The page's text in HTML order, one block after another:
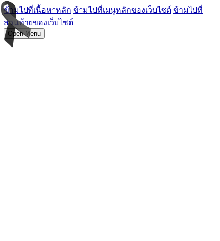
ข้ามไปที่เนื้อหาหลัก ข้ามไปที่เมนูหลักของเว็บไซต์ ข้ามไปที่
ส่วนท้ายของเว็บไซต์
Open Menu